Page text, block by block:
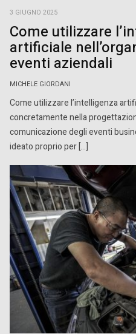
3 GIUGNO 2025
Come utilizzare
artificiale
eventi aziendali
MICHELE GIORDANI
Come utilizzare l’intelligenza
concretamente nella
comunicazione degli eventi
ideato proprio per […]